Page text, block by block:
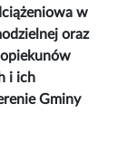
w
oraz
i ich
Gminy